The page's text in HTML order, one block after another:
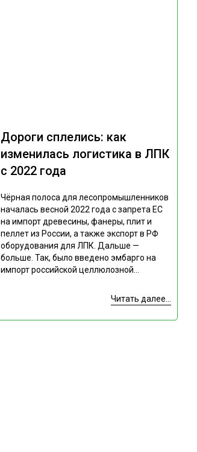
Дороги сплелись: как
изменилась логистика в ЛПК
с 2022 года
Чёрная полоса для лесопромышленников
началась весной 2022 года с запрета ЕС
на импорт древесины, фанеры, плит и
пеллет из России, а также экспорт в РФ
оборудования для ЛПК. Дальше —
больше. Так, было введено эмбарго на
импорт российской целлюлозной...
Читать далее...